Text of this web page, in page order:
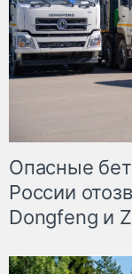
Опасные
России
Dongfeng и